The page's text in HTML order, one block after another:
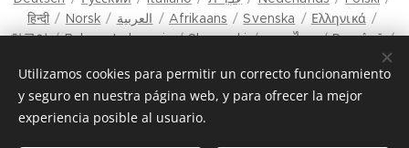
हिन्दी
Norsk العربية Afrikaans Svenska
Ελληνικά
한국어
Bahasa Indonesia Slovenski ภาษาไทย
Română
Latviešu Valoda
Türkçe Tiếng Việt 日本語
Srpski
Eesti keel
Magyar മലയാളം فارسی
Bosanski
Lietuvių kalba
ภาษาไทย
Utilizamos cookies para permitir un correcto funcionamiento
y seguro en nuestra página web, y para ofrecer la mejor
experiencia posible al usuario.